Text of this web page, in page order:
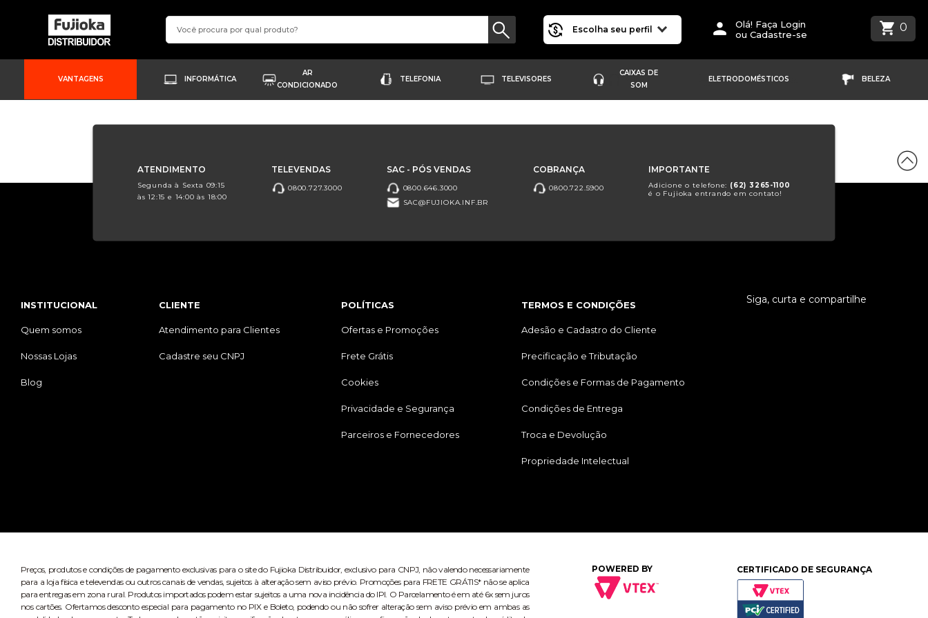
Escolha seu perfil
Olá! Faça Login
ou Cadastre-se
0
VANTAGENS INFORMÁTICA
AR
CONDICIONADO
TELEFONIA TELEVISORES
CAIXAS DE
SOM
ELETRODOMÉSTICOS BELEZA
ATENDIMENTO
Segunda à Sexta 09:15
às 12:15 e 14:00 às 18:00
TELEVENDAS
0800.727.3000
SAC - PÓS VENDAS
0800.646.3000
SAC@FUJIOKA.INF.BR
COBRANÇA
0800.722.5900
IMPORTANTE
Adicione o telefone: (62) 3265-1100
é o Fujioka entrando em contato!
INSTITUCIONAL
Quem somos
Nossas Lojas
Blog
CLIENTE
Atendimento para Clientes
Cadastre seu CNPJ
POLÍTICAS
Ofertas e Promoções
Frete Grátis
Cookies
Privacidade e Segurança
Parceiros e Fornecedores
TERMOS E CONDIÇÕES
Adesão e Cadastro do Cliente
Precificação e Tributação
Condições e Formas de Pagamento
Condições de Entrega
Troca e Devolução
Propriedade Intelectual
Siga, curta e compartilhe
Preços, produtos e condições de pagamento exclusivas para o site do Fujioka Distribuidor, exclusivo para CNPJ, não valendo necessariamente
para a loja física e televendas ou outros canais de vendas, sujeitos à alteração sem aviso prévio. Promoções para FRETE GRÁTIS* não se aplica
para entregas em zona rural. Produtos importados podem estar sujeitos a uma nova incidência do IPI. O Parcelamento é em até 6x sem juros
nos cartões. Ofertamos desconto especial para pagamento no PIX e Boleto, podendo ou não sofrer alteração sem aviso prévio em ambas as
POWERED BY CERTIFICADO DE SEGURANÇA